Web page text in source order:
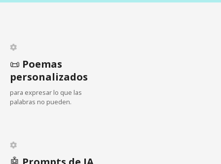
n
d
e
e
t
📜 Poemas
personalizados
para expresar lo que las
palabras no pueden.